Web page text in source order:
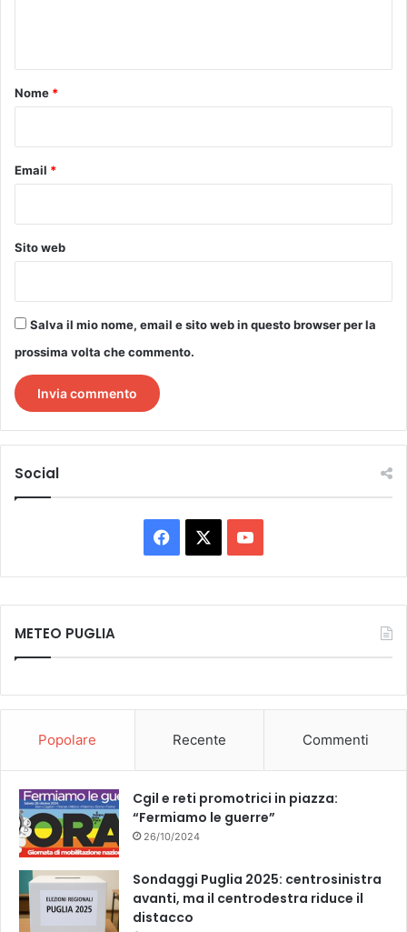
o
Nome *
Email *
Sito web
Salva il mio nome, email e sito web in questo browser per la
prossima volta che commento.
Social
Facebook You
Tube
METEO PUGLIA
Popolare Recente Commenti
Cgil e reti promotrici in piazza:
“Fermiamo le guerre”
26/10/2024
Sondaggi Puglia 2025: centrosinistra
avanti, ma il centrodestra riduce il
distacco